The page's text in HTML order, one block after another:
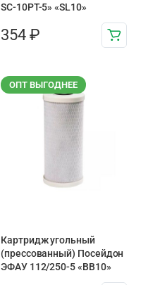
SC-10PT-5» «SL10»
354 ₽
ОПТ ВЫГОДНЕЕ
Картридж угольный
(прессованный) Посейдон
ЭФАУ 112/250-5 «BB10»